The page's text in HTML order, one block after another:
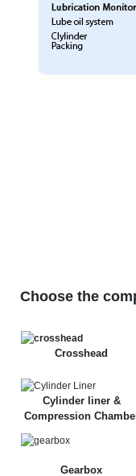
Choose the
Crosshead
Cylinder liner &
Compression
Gearbox